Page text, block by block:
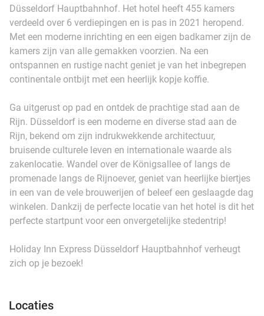
Düsseldorf Hauptbahnhof. Het hotel heeft 455 kamers
verdeeld over 6 verdiepingen en is pas in 2021 heropend.
Met een moderne inrichting en een eigen badkamer zijn de
kamers zijn van alle gemakken voorzien. Na een
ontspannen en rustige nacht geniet je van het inbegrepen
continentale ontbijt met een heerlijk kopje koffie.
Ga uitgerust op pad en ontdek de prachtige stad aan de
Rijn. Düsseldorf is een moderne en diverse stad aan de
Rijn, bekend om zijn indrukwekkende architectuur,
bruisende culturele leven en internationale waarde als
zakenlocatie. Wandel over de Königsallee of langs de
promenade langs de Rijnoever, geniet van heerlijke biertjes
in een van de vele brouwerijen of beleef een geslaagde dag
winkelen. Dankzij de perfecte locatie van het hotel is dit het
perfecte startpunt voor een onvergetelijke stedentrip!
Holiday Inn Express Düsseldorf Hauptbahnhof verheugt
zich op je bezoek!
Locaties